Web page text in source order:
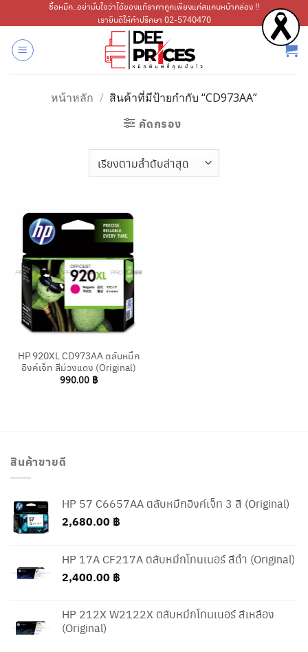
ไป
เนื้อหา
ซื้อหมึก..อย่ามั่นใจว่าได้ของแท้ราคาถูกเพียงแค่สแกนหน้ากล่อง !!
เรายินดีให้คำปรึกษา 02-5740470
หน้าหลัก / สินค้าที่มีป้ายกำกับ “CD973AA”
คัดกรอง
HP 920XL CD973AA ตลับหมึก
อิงค์เจ็ท สีม่วงแดง (Original)
990.00 ฿
สินค้าขายดี
HP 57 C6657AA ตลับหมึกอิงค์เจ็ท 3 สี (Original)
2,680.00 ฿
HP 17A CF217A ตลับหมึกโทนเนอร์ สีดำ (Original)
2,400.00 ฿
HP 212X W2122X ตลับหมึกโทนเนอร์ สีเหลือง
(Original)